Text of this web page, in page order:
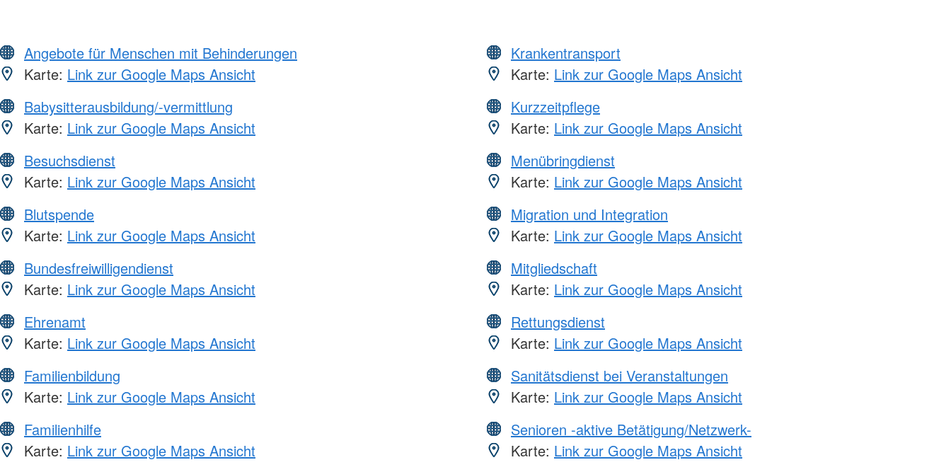
Angebote für Menschen mit Behinderungen
Karte: Link zur Google Maps Ansicht
Babysitterausbildung/-vermittlung
Karte: Link zur Google Maps Ansicht
Besuchsdienst
Karte: Link zur Google Maps Ansicht
Blutspende
Karte: Link zur Google Maps Ansicht
Bundesfreiwilligendienst
Karte: Link zur Google Maps Ansicht
Ehrenamt
Karte: Link zur Google Maps Ansicht
Familienbildung
Karte: Link zur Google Maps Ansicht
Familienhilfe
Karte: Link zur Google Maps Ansicht
Krankentransport
Karte: Link zur Google Maps Ansicht
Kurzzeitpflege
Karte: Link zur Google Maps Ansicht
Menübringdienst
Karte: Link zur Google Maps Ansicht
Migration und Integration
Karte: Link zur Google Maps Ansicht
Mitgliedschaft
Karte: Link zur Google Maps Ansicht
Rettungsdienst
Karte: Link zur Google Maps Ansicht
Sanitätsdienst bei Veranstaltungen
Karte: Link zur Google Maps Ansicht
Senioren -aktive Betätigung/Netzwerk-
Karte: Link zur Google Maps Ansicht